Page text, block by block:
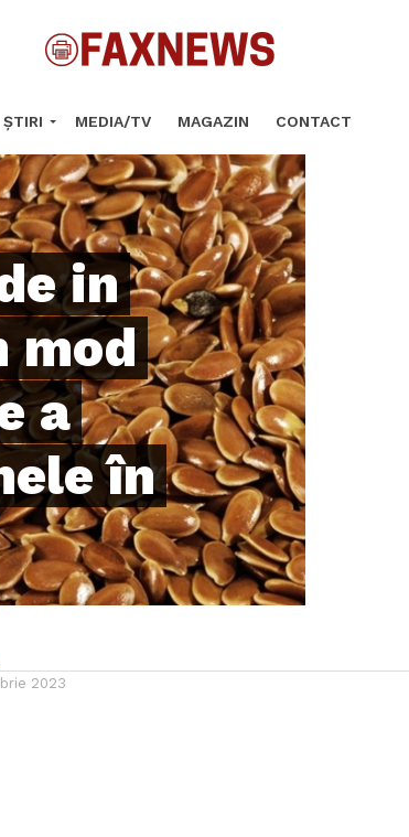
ȘTIRI MEDIA/TV MAGAZIN CONTACT
in
mod
a
în
2023